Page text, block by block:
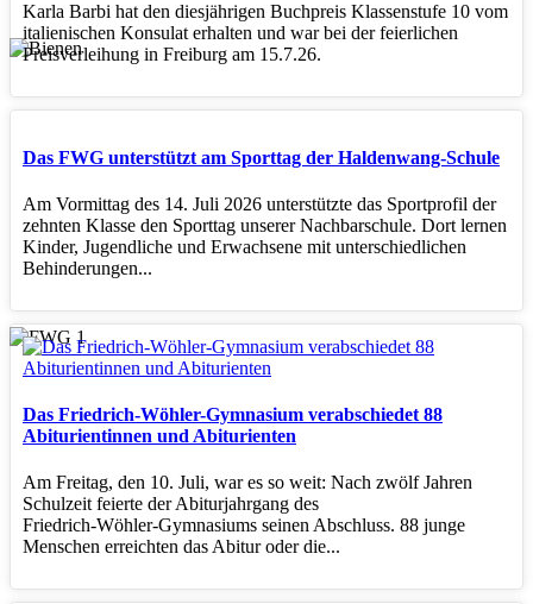
Karla Barbi hat den diesjährigen Buchpreis Klassenstufe 10 vom
italienischen Konsulat erhalten und war bei der feierlichen
Preisverleihung in Freiburg am 15.7.26.
Das FWG unterstützt am Sporttag der Haldenwang-Schule
Am Vormittag des 14. Juli 2026 unterstützte das Sportprofil der
zehnten Klasse den Sporttag unserer Nachbarschule. Dort lernen
Kinder, Jugendliche und Erwachsene mit unterschiedlichen
Behinderungen...
Das Friedrich-Wöhler-Gymnasium verabschiedet 88
Abiturientinnen und Abiturienten
Am Freitag, den 10. Juli, war es so weit: Nach zwölf Jahren
Schulzeit feierte der Abiturjahrgang des
Friedrich‑Wöhler‑Gymnasiums seinen Abschluss. 88 junge
Menschen erreichten das Abitur oder die...